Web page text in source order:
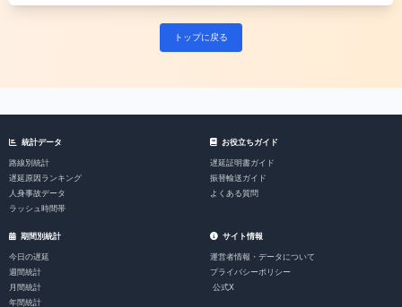
トップに戻る
統計データ
路線別統計
遅延原因ランキング
人身事故データ
ラッシュ時間帯
お役立ちガイド
遅延証明書ガイド
振替輸送ガイド
よくある質問
期間別統計
今日の遅延
週間統計
月間統計
年間統計
サイト情報
運営者情報・データについて
プライバシーポリシー
公式X